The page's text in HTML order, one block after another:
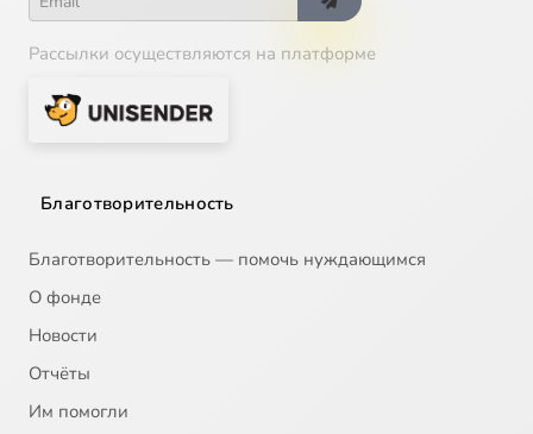
Рассылки осуществляются на платформе
Благотворительность
Благотворительность — помочь нуждающимся
О фонде
Новости
Отчёты
Им помогли